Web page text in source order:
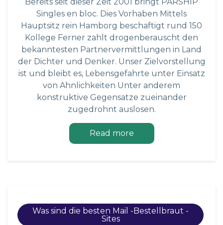
Singles en bloc. Dies Vorhaben Mittels
Hauptsitz rein Hamborg beschaftigt rund 150
Kollege Ferner zahlt drogenberauscht den
bekanntesten Partnervermittlungen in Land
der Dichter und Denker. Unser Zielvorstellung
ist und bleibt es, Lebensgefahrte unter Einsatz
von Ahnlichkeiten Unter anderem
konstruktive Gegensatze zueinander
zugedrohnt auslosen.
Read more
Was sind die besten Mail -Bestellbraut -
Sites